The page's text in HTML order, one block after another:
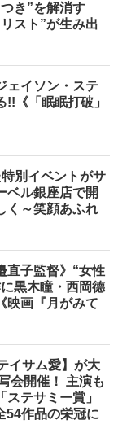
き”を解消す
スト”が生み出
ェイソン・ステ
!!《「眠眠打破」
別イベントがサ
ベル銀座店で開
～笑顔あふれ
直子監督》“女性
黒木瞳・西岡德
映画『月がみて
イサム愛】が大
会開催！ 主演も
テサミー賞」
54作品の栄冠に